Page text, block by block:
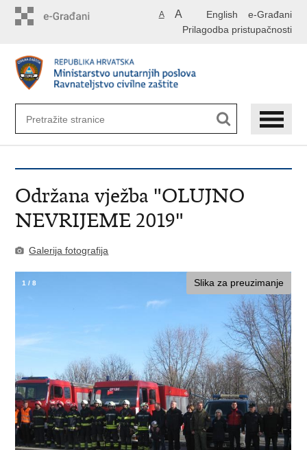
English e-Građani
A A
Prilagodba pristupačnosti
Održana vježba "OLUJNO
NEVRIJEME 2019"
Galerija fotografija
Slika za preuzimanje
1 /8